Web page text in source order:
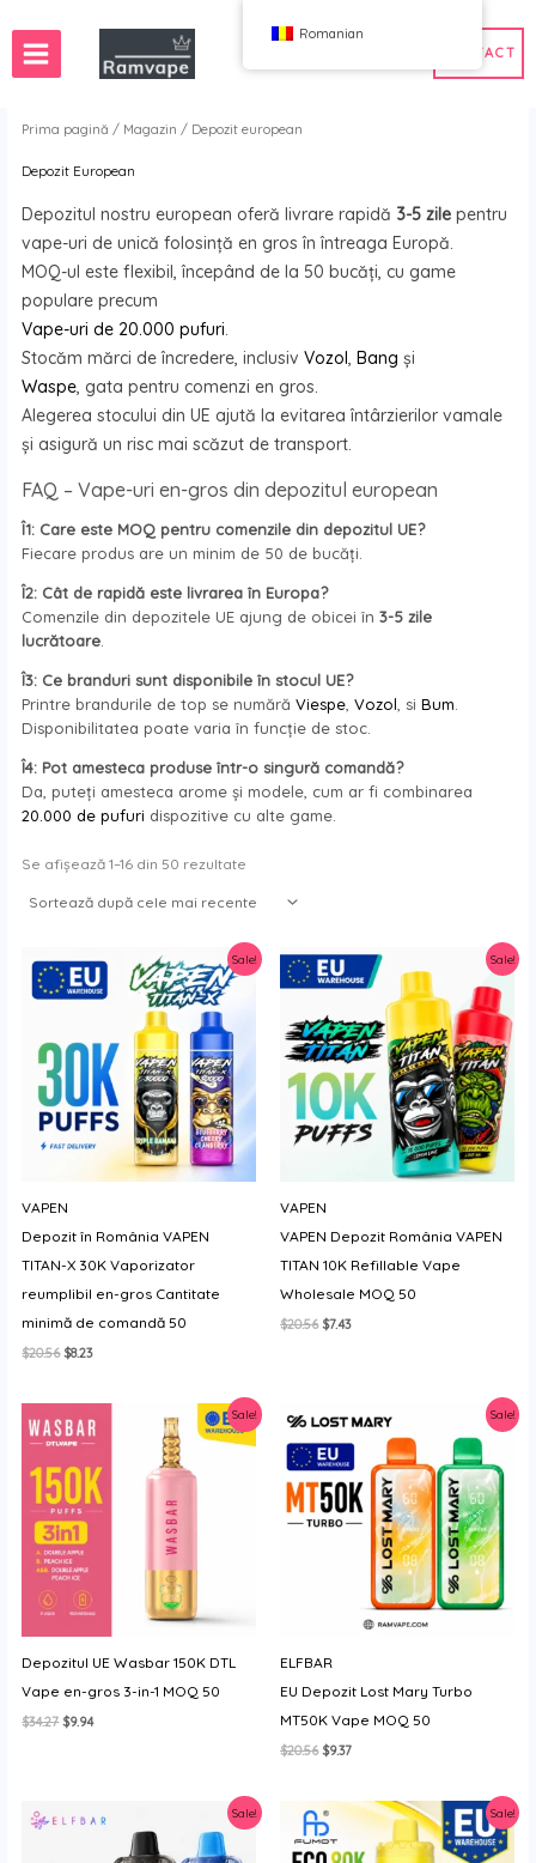
conținut
CONTACT
Prima pagină / Magazin / Depozit european
Depozit European
Depozitul nostru european oferă livrare rapidă 3-5 zile pentru
vape-uri de unică folosință en gros în întreaga Europă.
MOQ-ul este flexibil, începând de la 50 bucăți, cu game
populare precum
Vape-uri de 20.000 pufuri.
Stocăm mărci de încredere, inclusivVozol, Bang și
Waspe, gata pentru comenzi en gros.
Alegerea stocului din UE ajută la evitarea întârzierilor vamale
și asigură un risc mai scăzut de transport.
FAQ – Vape-uri en-gros din depozitul european
Î1: Care este MOQ pentru comenzile din depozitul UE?
Fiecare produs are un minim de 50 de bucăți.
Î2: Cât de rapidă este livrarea în Europa?
Comenzile din depozitele UE ajung de obicei în3-5 zile
lucrătoare.
Î3: Ce branduri sunt disponibile în stocul UE?
Printre brandurile de top se numărăViespe,Vozol, siBum.
Disponibilitatea poate varia în funcție de stoc.
Î4: Pot amesteca produse într-o singură comandă?
Da, puteți amesteca arome și modele, cum ar fi combinarea
20.000 de pufuri dispozitive cu alte game.
Se afișează 1–16 din 50 rezultate
Sale!
VAPEN
Depozit în România VAPEN
TITAN-X 30K Vaporizator
reumplibil en-gros Cantitate
minimă de comandă 50
$20.56 Prețul
fost:
$20.56.
$8.23Prețul
$8.23.
Sale!
VAPEN
VAPEN Depozit România VAPEN
TITAN 10K Refillable Vape
Wholesale MOQ 50
$20.56 Prețul
$7.43Prețul
Sale!
Depozitul UE Wasbar 150K DTL
Vape en-gros 3-in-1 MOQ 50
$34.27Prețul
$9.94Prețul
Sale!
ELFBAR
EU Depozit Lost Mary Turbo
MT50K Vape MOQ 50
$20.56 Prețul
fost:
$20.56.
$9.37Prețul
$9.37.
Sale! Sale!
en-gros Polonia
Vape en-gros Spania
Bum
FIHP
BAR
HIFANCY
OKSO
UZY
Vozol
Romanian